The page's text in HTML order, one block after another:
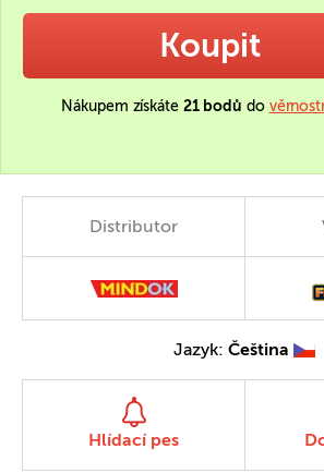
Koupit
Nákupem získáte 21 bodů do
Distributor
Jazyk: Čeština
Hlídací pes